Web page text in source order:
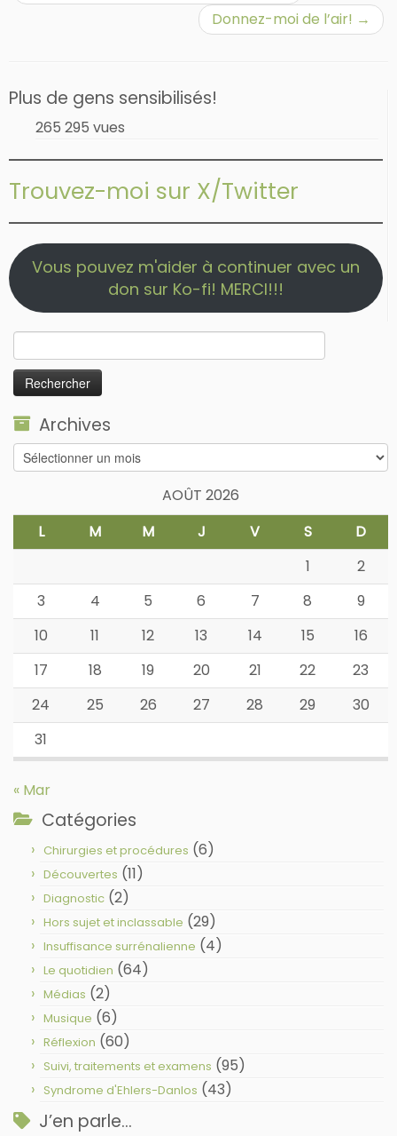
Donnez-moi de l’air! →
Plus de gens sensibilisés!
265 295 vues
Trouvez-moi sur X/Twitter
Vous pouvez m'aider à continuer avec un
don sur Ko-fi! MERCI!!!
Rechercher :
Archives
Archives
AOÛT 2026
L
M M J V S
D
1
2
3
4 5 6 7 8
9
10
11 12 13 14 15
16
17
18 19 20 21 22
23
24
25 26 27 28 29
30
31
« Mar
Catégories
Chirurgies et procédures (6)
Découvertes (11)
Diagnostic (2)
Hors sujet et inclassable (29)
Insuffisance surrénalienne (4)
Le quotidien (64)
Médias (2)
Musique (6)
Réflexion (60)
Suivi, traitements et examens (95)
Syndrome d'Ehlers-Danlos (43)
J’en parle…